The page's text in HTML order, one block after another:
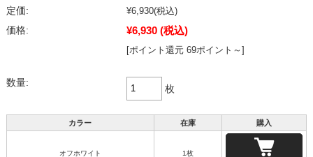
定価: ¥6,930(税込)
価格:
¥6,930 (税込)
[ポイント還元 69ポイント～]
数量:
枚
カラー 在庫 購入
オフホワイト 1枚